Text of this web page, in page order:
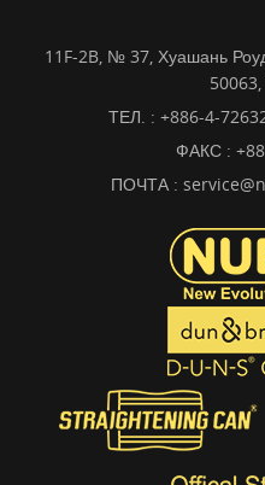
11F-2B, № 37, Хуашань
ТЕЛ. : +886-4-
ФАКС :
ПОЧТА :